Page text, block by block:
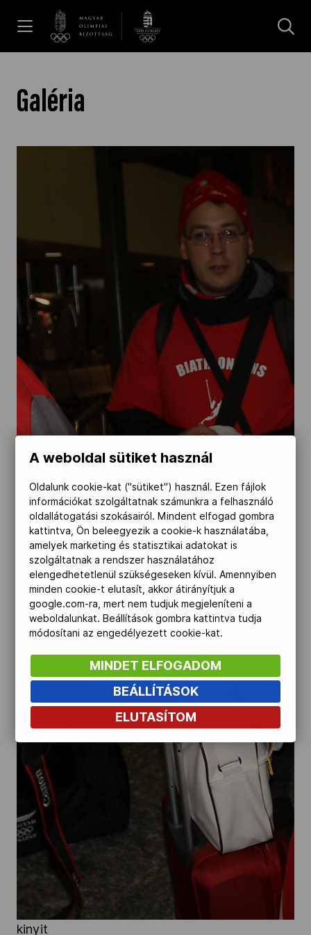
MOB
Kettőskarrier-program
NOB
Társszervezetek
OVEP
Adatbank
Galéria
kinyit
A weboldal sütiket használ
Oldalunk cookie-kat ("sütiket") használ. Ezen fájlok
információkat szolgáltatnak számunkra a felhasználó
oldallátogatási szokásairól. Mindent elfogad gombra
kattintva, Ön beleegyezik a cookie-k használatába,
amelyek marketing és statisztikai adatokat is
szolgáltatnak a rendszer használatához
elengedhetetlenül szükségeseken kívül. Amennyiben
minden cookie-t elutasít, akkor átirányítjuk a
google.com-ra, mert nem tudjuk megjeleníteni a
weboldalunkat. Beállítások gombra kattintva tudja
módosítani az engedélyezett cookie-kat.
MINDET ELFOGADOM
BEÁLLÍTÁSOK
ELUTASÍTOM